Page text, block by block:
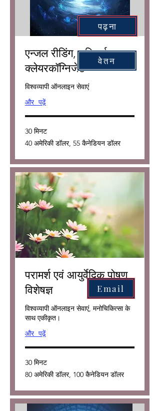
एन्जल रीडिंग, यूनिवर्सल
क्लेयरकॉग्निजेंट
विश्वव्यापी ऑनलाइन सेवाएं
और पढ़ें
30 मिनट
40
अमेरिकी
डॉलर
40 अमेरिकी डॉलर, 55 कैनेडियन डॉलर
परामर्श एवं आयुर्वेदिक पोषण
विशेषज्ञ
विश्वव्यापी ऑनलाइन सेवाएं, मनोचिकित्सा के
साथ एकीकृत।
और पढ़ें
30 मिनट
80
अमेरिकी
डॉलर
80 अमेरिकी डॉलर, 100 कैनेडियन डॉलर
Email
पढ़ना
वेतन